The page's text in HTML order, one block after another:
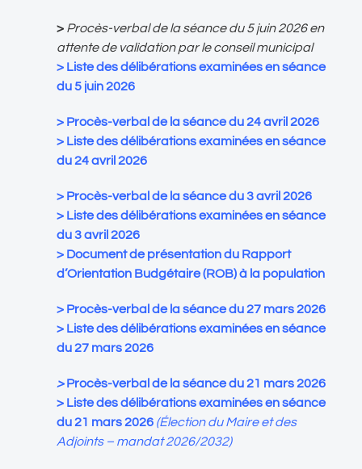
> Procès-verbal de la séance du 5 juin 2026 en
attente de validation par le conseil municipal
> Liste des délibérations examinées en séance
du 5 juin 2026
> Procès-verbal de la séance du 24 avril 2026
> Liste des délibérations examinées en séance
du 24 avril 2026
> Procès-verbal de la séance du 3 avril 2026
> Liste des délibérations examinées en séance
du 3 avril 2026
> Document de présentation du Rapport
d’Orientation Budgétaire(ROB) à la population
> Procès-verbal de la séance du 27 mars 2026
> Liste des délibérations examinées en séance
du 27 mars 2026
>Procès-verbal de la séance du 21 mars 2026
> Liste des délibérations examinées en séance
du 21 mars 2026 (Élection du Maire et des
Adjoints – mandat 2026/2032)